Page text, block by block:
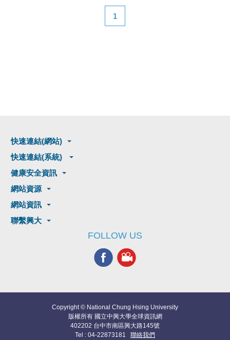
1
快速連結(網站)
快速連結(系統)
健康安全資訊
網站資源
網站資訊
聯繫興大
FOLLOW US
Copyright © National Chung Hsing University
版權所有 國立中興大學全球資訊網
402202 台中市南區興大路145號
Tel : 04-22873181 聯絡我們